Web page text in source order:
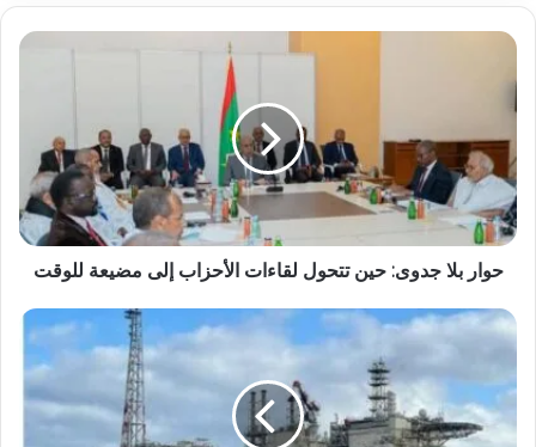
حوار بلا جدوى: حين تتحول لقاءات الأحزاب إلى مضيعة للوقت